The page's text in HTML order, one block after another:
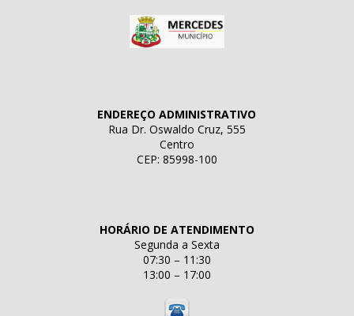
ENDEREÇO ADMINISTRATIVO
Rua Dr. Oswaldo Cruz, 555
Centro
CEP: 85998-100
HORÁRIO DE ATENDIMENTO
Segunda a Sexta
07:30 – 11:30
13:00 – 17:00